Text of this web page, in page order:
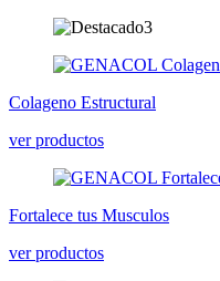
Colageno Estructural
ver productos
Fortalece tus Musculos
ver productos